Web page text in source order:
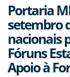
Portaria
setembro
nacionais
Fóruns
Apoio à